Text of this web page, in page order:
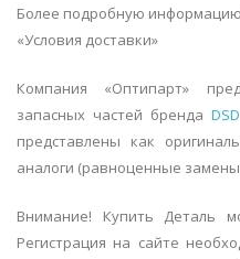
Более подробную
«Условия доставки»
Компания «Оптипарт»
запасных частей бренда DSD
представлены как
аналоги (равноценные
Внимание! Купить Деталь
Регистрация на сайте